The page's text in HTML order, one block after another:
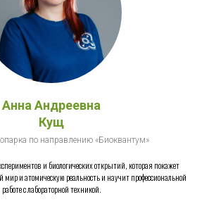
Анна Андреевна
Кущ
по направлению «Биоквантум»
и биологических открытий, которая покажет
и атомическую реальность и научит профессиональной
работе с лабораторной техникой.